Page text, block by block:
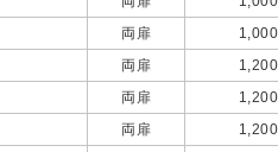
両扉
1,000
両扉
1,200
両扉
1,200
両扉
1,200